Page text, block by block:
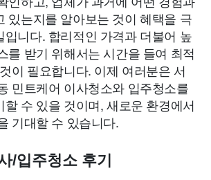
있는지를 알아보는 것이 혜택을 극
입니다. 합리적인 가격과 더불어 높
를 받기 위해서는 시간을 들여 최적
이 필요합니다. 이제 여러분은 서
민트케어 이사청소와 입주청소를
할 수 있을 것이며, 새로운 환경에서
기대할 수 있습니다.
/입주청소 후기